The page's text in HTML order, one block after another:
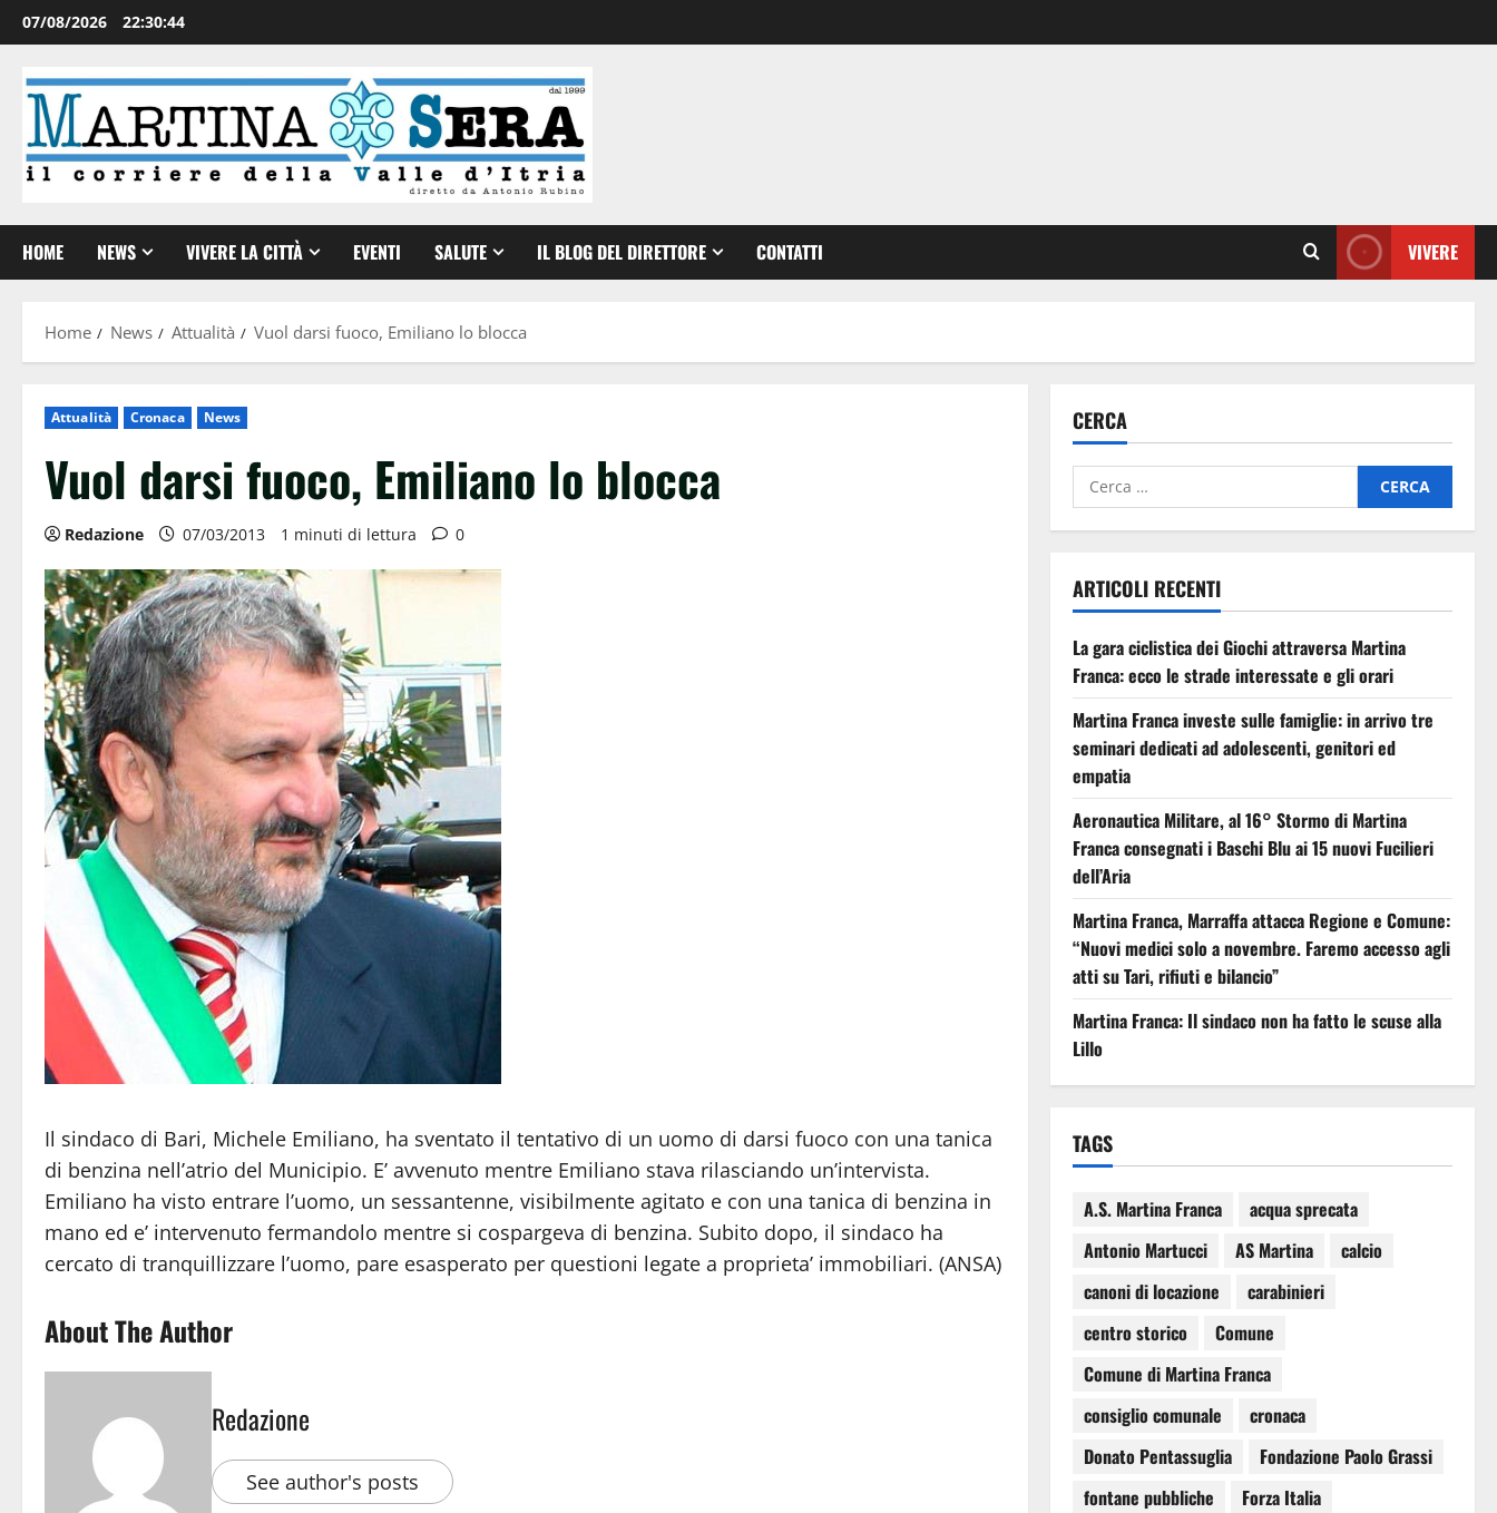
07/08/2026 22:30:45
HOME NEWS VIVERE LA CITTÀ EVENTI SALUTE IL BLOG DEL DIRETTORE CONTATTI VIVERE
Home News Attualità Vuol darsi fuoco, Emiliano lo blocca
Attualità Cronaca News
Vuol darsi fuoco, Emiliano lo blocca
Redazione 07/03/2013 1 minuti di lettura 0
Il sindaco di Bari, Michele Emiliano, ha sventato il tentativo di un uomo di darsi fuoco con una tanica
di benzina nell’atrio del Municipio. E’ avvenuto mentre Emiliano stava rilasciando un’intervista.
Emiliano ha visto entrare l’uomo, un sessantenne, visibilmente agitato e con una tanica di benzina in
mano ed e’ intervenuto fermandolo mentre si cospargeva di benzina. Subito dopo, il sindaco ha
cercato di tranquillizzare l’uomo, pare esasperato per questioni legate a proprieta’ immobiliari. (ANSA)
About The Author
Redazione
See author's posts
CERCA
ARTICOLI RECENTI
La gara ciclistica dei Giochi attraversa Martina
Franca: ecco le strade interessate e gli orari
Martina Franca investe sulle famiglie: in arrivo tre
seminari dedicati ad adolescenti, genitori ed
empatia
Aeronautica Militare, al 16° Stormo di Martina
Franca consegnati i Baschi Blu ai 15 nuovi Fucilieri
dell’Aria
Martina Franca, Marraffa attacca Regione e Comune:
“Nuovi medici solo a novembre. Faremo accesso agli
atti su Tari, rifiuti e bilancio”
Martina Franca: Il sindaco non ha fatto le scuse alla
Lillo
TAGS
A.S. Martina Franca
acqua sprecata
Antonio Martucci
AS Martina
calcio
canoni di locazione
carabinieri
centro storico
Comune
Comune di Martina Franca
consiglio comunale
cronaca
Donato Pentassuglia
Fondazione Paolo Grassi
fontane pubbliche
Forza Italia